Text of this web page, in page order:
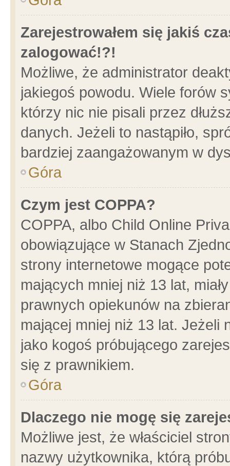
Zarejestrowałem się jakiś
zalogować!?!
Możliwe, że administrator
jakiegoś powodu. Wiele forów
którzy nic nie pisali przez
danych. Jeżeli to nastąpiło,
bardziej zaangażowanym w
Góra
Czym jest COPPA?
COPPA, albo Child Online
obowiązujące w Stanach
strony internetowe mogące
mających mniej niż 13 lat,
prawnych opiekunów na
mającej mniej niż 13 lat. Jeżeli
jako kogoś próbującego
się z prawnikiem.
Góra
Dlaczego nie mogę się
Możliwe jest, że właściciel
nazwy użytkownika, którą